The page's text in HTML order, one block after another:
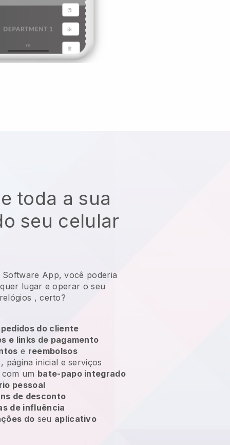
toda a sua
seu celular
App, você poderia
lugar eoperar o seu
, certo?
do cliente
e links de pagamento
e reembolsos
página inicial e serviços
um bate-papo integrado
pessoal
de desconto
de influência
do seu aplicativo